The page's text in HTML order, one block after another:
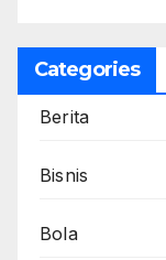
Categories
Berita
Bisnis
Bola